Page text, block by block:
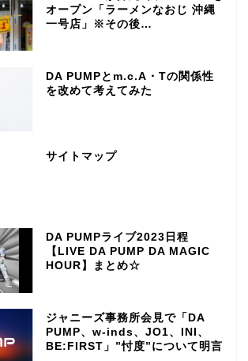
オープン「ラーメンなおじ 沖縄
一号店」※その後…
DA PUMPとm.c.A・Tの関係性
を改めて考えてみた
サイトマップ
DA PUMPライブ2023日程
【LIVE DA PUMP DA MAGIC
HOUR】まとめ☆
ジャニーズ事務所会見で「DA
PUMP、w-inds、JO1、INI、
BE:FIRST」”忖度”について明言